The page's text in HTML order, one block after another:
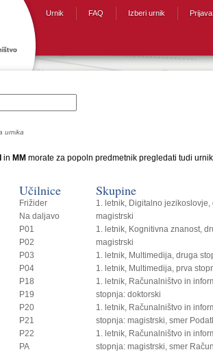
Urnik FAQ Izberi urnik Prijava
urnika
in MM morate za popoln predmetnik pregledati tudi
Učilnice
Frižider
Na daljavo
P01
P02
P03
P04
P18
P19
P20
P21
P22
PA
Skupine
1. letnik, Digitalno jezikoslovje,
magistrski
1. letnik, Kognitivna znanost,
magistrski
1. letnik, Multimedija, druga
1. letnik, Multimedija, prva
1. letnik, Računalništvo in
stopnja: doktorski
1. letnik, Računalništvo in
stopnja: magistrski, smer
1. letnik, Računalništvo in
stopnja: magistrski, smer